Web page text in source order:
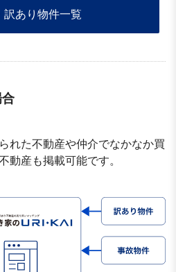
訳あり物件一覧
れた不動産や仲介でなかなか買
動産も掲載可能です。